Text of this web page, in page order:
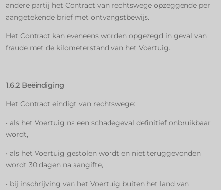
andere partij het Contract van rechtswege opzeggende per
aangetekende brief met ontvangstbewijs.
Het Contract kan eveneens worden opgezegd in geval van
fraude met de kilometerstand van het Voertuig.
1.6.2 Beëindiging
Het Contract eindigt van rechtswege:
• als het Voertuig na een schadegeval definitief onbruikbaar
wordt,
• als het Voertuig gestolen wordt en niet teruggevonden
wordt 30 dagen na aangifte,
• bij inschrijving van het Voertuig buiten het land van